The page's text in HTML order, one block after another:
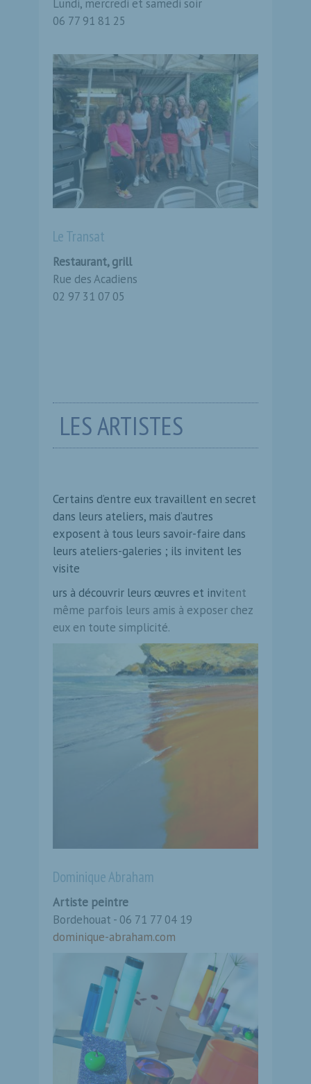
Lundi, mercredi et samedi soir
06 77 91 81 25
Le Transat
Restaurant, grill
Rue des Acadiens
02 97 31 07 05
LES ARTISTES
Certains d’entre eux travaillent en secret
dans leurs ateliers, mais d’autres
exposent à tous leurs savoir-faire dans
leurs ateliers-galeries ; ils invitent les
visite
urs à découvrir leurs œuvres et invitent
même parfois leurs amis à exposer chez
eux en toute simplicité.
Dominique Abraham
Artiste peintre
Bordehouat - 06 71 77 04 19
dominique-abraham.com